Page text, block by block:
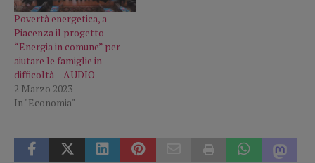
Povertà energetica, a
Piacenza il progetto
“Energia in comune” per
aiutare le famiglie in
difficoltà – AUDIO
2 Marzo 2023
In "Economia"